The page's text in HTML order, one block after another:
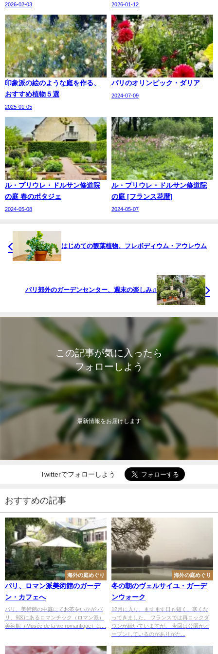
2026-02-03 2026-01-12
印象派の絵のような庭を作る、
おすすめ植物５選
2025-01-05
パリのオリンピック・ダリア
2024-07-09
ル・プリウレ・ドルサン修道院
の庭 春のポタジェ
2024-05-08
ル・プリウレ・ドルサン修道院
の庭 [フランス花暦]
2024-05-07
はじめての観葉植物、フレボディウム・アウレウム
パリ郊外のガーデンセンター、週末の楽しみ♫
この記事が気に入ったら
フォローしよう
最新情報をお届けします
Twitterでフォローしよう
おすすめの記事
海外の庭めぐり
パリ、ロマン派美術館のガーデ
ン・カフェへ
パリ、美術館の中庭にてお茶をいかが パ
リ、9区にあるロマンチック（ロマン派）
美術館（Musée de la vie romantique）は...
海外の庭めぐり
冬の朝のヴェルサイユ・ガーデ
ンウォーク
12月に入り、ますます日も短く、寒くな
ってきました。 フランスでは再ロックダ
ウンが続いていますが、 今回は公園がオ
ープンしているのがありがた...